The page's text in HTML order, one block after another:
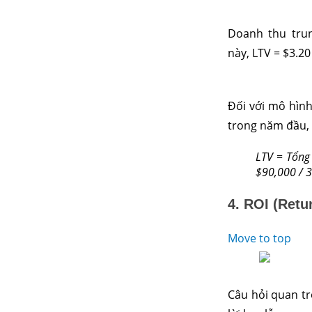
Doanh thu
này, LTV =
Đối với mô
trong năm
LTV =
$90,000 /
4. ROI
Move to top
Câu hỏi quan